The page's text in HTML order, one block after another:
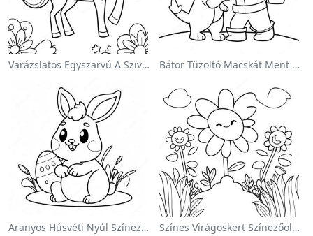
Varázslatos Egyszarvú A Szivárvány Színezőoldalon Bátor Tűzoltó Macskát Ment Színezőlap
Aranyos Húsvéti Nyúl Színezőoldalon Színes Virágoskert Színezőoldalon